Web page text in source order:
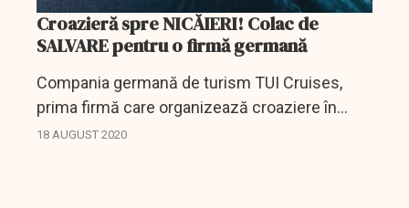
Croazieră spre NICĂIERI! Colac de
SALVARE pentru o firmă germană
Compania germană de turism TUI Cruises,
prima firmă care organizează croaziere în
sistem ”all inclusive” cu respectarea strictă a
18 AUGUST 2020